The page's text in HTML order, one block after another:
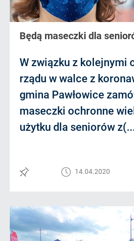
Będą maseczki dla
W związku z kolejnymi
rządu w walce z
gmina Pawłowice
maseczki ochronne
użytku dla seniorów
14.04.2020